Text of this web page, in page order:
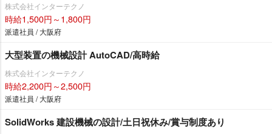
株式会社インターテクノ
時給1,500円～1,800円
派遣社員 / 大阪府
大型装置の機械設計 AutoCAD/高時給
株式会社インターテクノ
時給2,200円～2,500円
派遣社員 / 大阪府
SolidWorks 建設機械の設計/土日祝休み/賞与制度あり